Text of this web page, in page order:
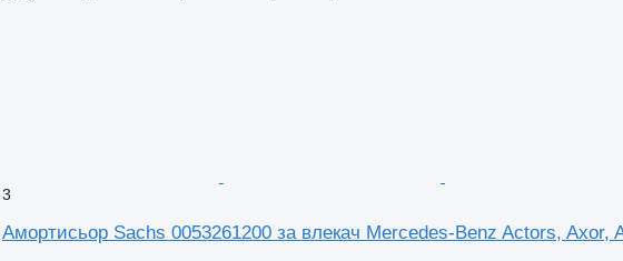
3
Амортисьор Sachs 0053261200 за влекач Mercedes-Benz Actors, Axor,